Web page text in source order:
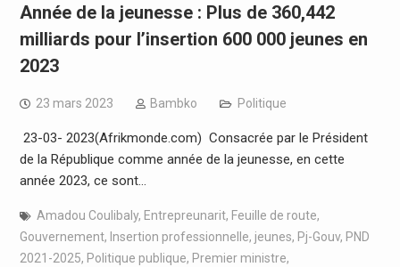
Année de la jeunesse : Plus de 360,442
milliards pour l’insertion 600 000 jeunes en
2023
23 mars 2023 Bambko Politique
23-03- 2023(Afrikmonde.com) Consacrée par le Président
de la République comme année de la jeunesse, en cette
année 2023, ce sont…
Amadou Coulibaly, Entrepreunarit, Feuille de route,
Gouvernement, Insertion professionnelle, jeunes, Pj-Gouv, PND
2021-2025, Politique publique, Premier ministre,